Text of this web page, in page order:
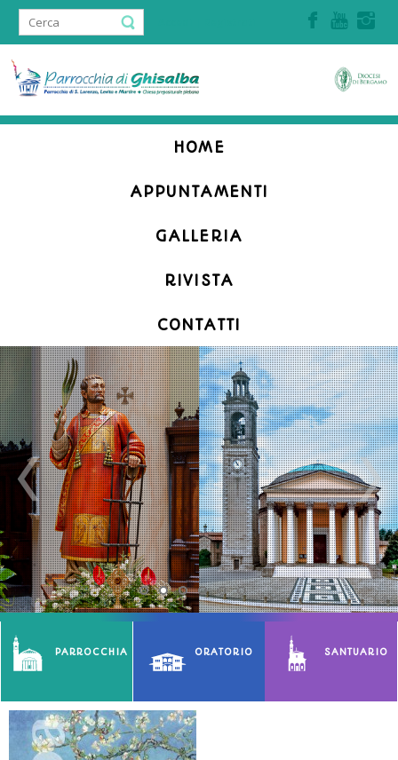
HOME
APPUNTAMENTI
GALLERIA
RIVISTA
CONTATTI
PARROCCHIA ORATORIO SANTUARIO